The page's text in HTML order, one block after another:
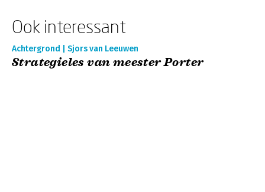
Ook interessant
Achtergrond | Sjors van Leeuwen
Strategieles van meester Porter